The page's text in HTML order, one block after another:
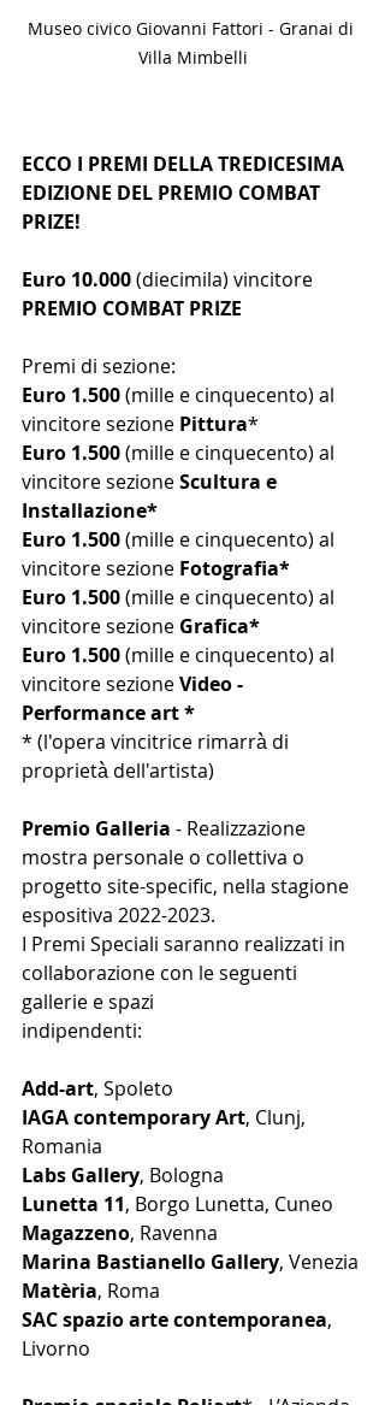
Museo civico Giovanni Fattori - Granai di
Villa Mimbelli
ECCO I PREMI DELLA TREDICESIMA
EDIZIONE DEL PREMIO COMBAT
PRIZE!
Euro 10.000 (diecimila) vincitore
PREMIO COMBAT PRIZE
Premi di sezione:
Euro 1.500 (mille e cinquecento) al
vincitore sezione Pittura*
Euro 1.500 (mille e cinquecento) al
vincitore sezione Scultura e
Installazione*
Euro 1.500 (mille e cinquecento) al
vincitore sezione Fotografia*
Euro 1.500 (mille e cinquecento) al
vincitore sezione Grafica*
Euro 1.500 (mille e cinquecento) al
vincitore sezione Video -
Performance art *
* (l'opera vincitrice rimarrà̀ di
proprietà̀ dell'artista)
Premio Galleria - Realizzazione
mostra personale o collettiva o
progetto site-specific, nella stagione
espositiva 2022-2023.
I Premi Speciali saranno realizzati in
collaborazione con le seguenti
gallerie e spazi
indipendenti:
Add-art, Spoleto
IAGA contemporary Art, Clunj,
Romania
Labs Gallery, Bologna
Lunetta 11, Borgo Lunetta, Cuneo
Magazzeno, Ravenna
Marina Bastianello Gallery, Venezia
Matèria, Roma
SAC spazio arte contemporanea,
Livorno